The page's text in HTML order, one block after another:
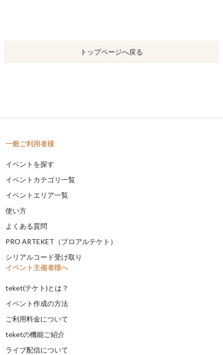
トップページへ戻る
一般ご利用者様
イベントを探す
イベントカテゴリ一覧
イベントエリア一覧
使い方
よくある質問
PRO ARTEKET（プロアルテケト）
シリアルコード受け取り
イベント主催者様へ
teket(テケト)とは？
イベント作成の方法
ご利用料金について
teketの機能ご紹介
ライブ配信について